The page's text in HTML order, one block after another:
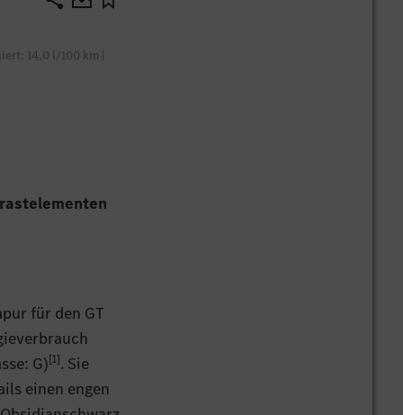
14,0 l/100 km |
für den GT
G)[1]. Sie
einen engen